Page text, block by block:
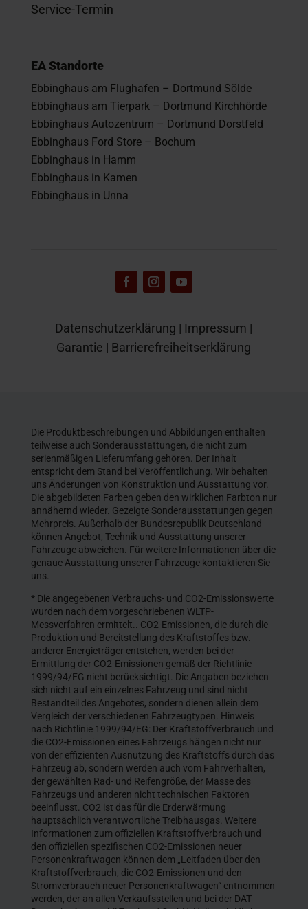
Service-Termin
EA Standorte
Ebbinghaus am Flughafen – Dortmund Sölde
Ebbinghaus am Tierpark – Dortmund Kirchhörde
Ebbinghaus Autozentrum – Dortmund Dorstfeld
Ebbinghaus Ford Store – Bochum
Ebbinghaus in Hamm
Ebbinghaus in Kamen
Ebbinghaus in Unna
Datenschutzerklärung | Impressum |
Garantie | Barrierefreiheitserklärung
Die Produktbeschreibungen und Abbildungen enthalten
teilweise auch Sonderausstattungen, die nicht zum
serienmäßigen Lieferumfang gehören. Der Inhalt
entspricht dem Stand bei Veröffentlichung. Wir behalten
uns Änderungen von Konstruktion und Ausstattung vor.
Die abgebildeten Farben geben den wirklichen Farbton nur
annähernd wieder. Gezeigte Sonderausstattungen gegen
Mehrpreis. Außerhalb der Bundesrepublik Deutschland
können Angebot, Technik und Ausstattung unserer
Fahrzeuge abweichen. Für weitere Informationen über die
genaue Ausstattung unserer Fahrzeuge kontaktieren Sie
uns.
* Die angegebenen Verbrauchs- und CO2-Emissionswerte
wurden nach dem vorgeschriebenen WLTP-
Messverfahren ermittelt.. CO2-Emissionen, die durch die
Produktion und Bereitstellung des Kraftstoffes bzw.
anderer Energieträger entstehen, werden bei der
Ermittlung der CO2-Emissionen gemäß der Richtlinie
1999/94/EG nicht berücksichtigt. Die Angaben beziehen
sich nicht auf ein einzelnes Fahrzeug und sind nicht
Bestandteil des Angebotes, sondern dienen allein dem
Vergleich der verschiedenen Fahrzeugtypen. Hinweis
nach Richtlinie 1999/94/EG: Der Kraftstoffverbrauch und
die CO2-Emissionen eines Fahrzeugs hängen nicht nur
von der effizienten Ausnutzung des Kraftstoffs durch das
Fahrzeug ab, sondern werden auch vom Fahrverhalten,
der gewählten Rad- und Reifengröße, der Masse des
Fahrzeugs und anderen nicht technischen Faktoren
beeinflusst. CO2 ist das für die Erderwärmung
hauptsächlich verantwortliche Treibhausgas. Weitere
Informationen zum offiziellen Kraftstoffverbrauch und
den offiziellen spezifischen CO2-Emissionen neuer
Personenkraftwagen können dem „Leitfaden über den
Kraftstoffverbrauch, die CO2-Emissionen und den
Stromverbrauch neuer Personenkraftwagen“ entnommen
werden, der an allen Verkaufsstellen und bei der DAT